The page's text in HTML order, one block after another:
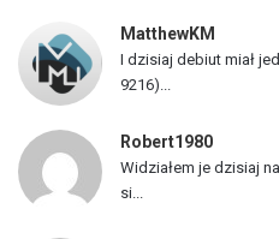
w
MatthewKM
I dzisiaj debiut miał
9216)...
Robert1980
Widziałem je dzisiaj
si...